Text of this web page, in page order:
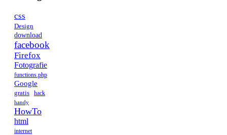
css
Design
download
facebook
Firefox
Fotografie
functions.php
Google
gratis hack
handy
HowTo
html
internet